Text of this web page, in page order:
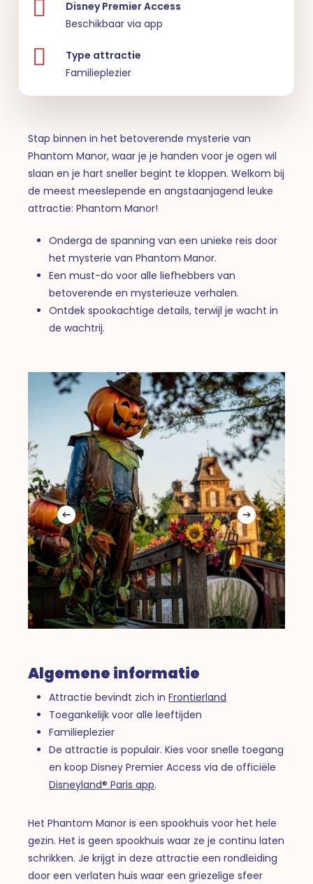
Disney Premier Access
Beschikbaar via app
Type attractie
Familieplezier
Stap binnen in het betoverende mysterie van
Phantom Manor, waar je je handen voor je ogen wil
slaan en je hart sneller begint te kloppen. Welkom bij
de meest meeslepende en angstaanjagend leuke
attractie: Phantom Manor!
Onderga de spanning van een unieke reis door
het mysterie van Phantom Manor.
Een must-do voor alle liefhebbers van
betoverende en mysterieuze verhalen.
Ontdek spookachtige details, terwijl je wacht in
de wachtrij.
Algemene informatie
Attractie bevindt zich inFrontierland
Toegankelijk voor alle leeftijden
Familieplezier
De attractie is populair. Kies voor snelle toegang
en koop Disney Premier Access via de officiële
Disneyland® Paris app.
Het Phantom Manor is een spookhuis voor het hele
gezin. Het is geen spookhuis waar ze je continu laten
schrikken. Je krijgt in deze attractie een rondleiding
door een verlaten huis waar een griezelige sfeer